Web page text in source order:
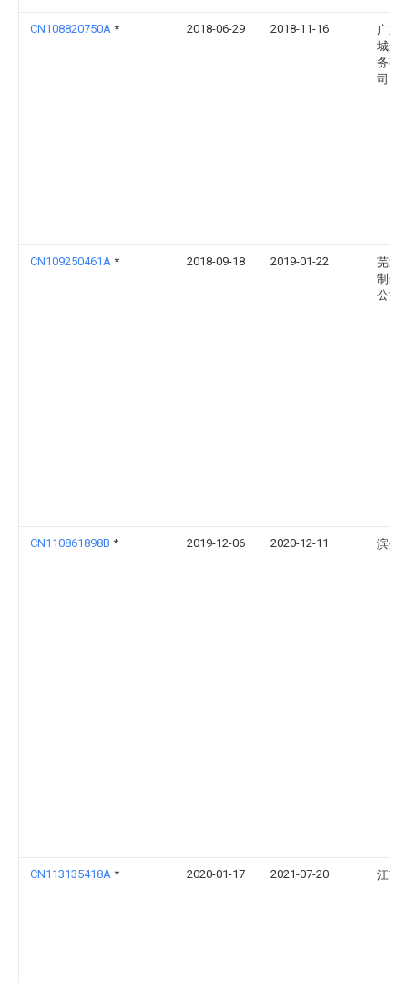
CN108820750A * 2018-06-29 2018-11-16
广东
城运
务有
司
CN109250461A * 2018-09-18 2019-01-22
芜湖
制药
公司
CN110861898B * 2019-12-06 2020-12-11 滨州
CN113135418A * 2020-01-17 2021-07-20 江南